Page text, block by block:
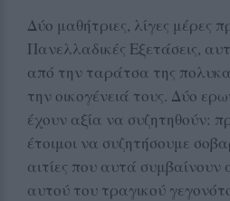
Δύο μαθήτριες, λίγες μέρες
Πανελλαδικές Εξετάσεις,
από την ταράτσα της
την οικογένειά τους. Δύο
έχουν αξία να συζητηθούν:
έτοιμοι να συζητήσουμε
αιτίες που αυτά συμβαίνουν
αυτού του τραγικού